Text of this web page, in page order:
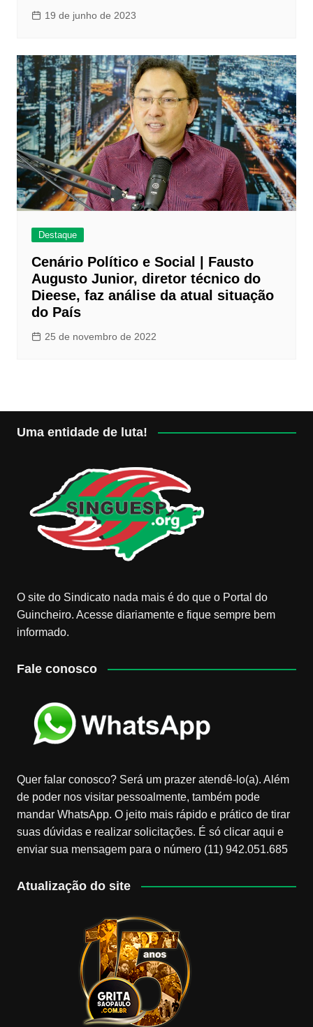
19 de junho de 2023
Destaque
Cenário Político e Social | Fausto
Augusto Junior, diretor técnico do
Dieese, faz análise da atual situação
do País
25 de novembro de 2022
Uma entidade de luta!
O site do Sindicato nada mais é do que o Portal do
Guincheiro. Acesse diariamente e fique sempre bem
informado.
Fale conosco
Quer falar conosco? Será um prazer atendê-lo(a). Além
de poder nos visitar pessoalmente, também pode
mandar WhatsApp. O jeito mais rápido e prático de tirar
suas dúvidas e realizar solicitações. É só clicar aqui e
enviar sua mensagem para o número (11) 942.051.685
Atualização do site